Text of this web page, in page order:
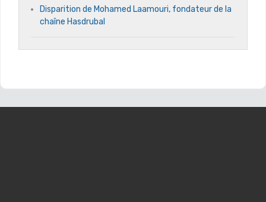
Disparition de Mohamed Laamouri, fondateur de la
chaîne Hasdrubal